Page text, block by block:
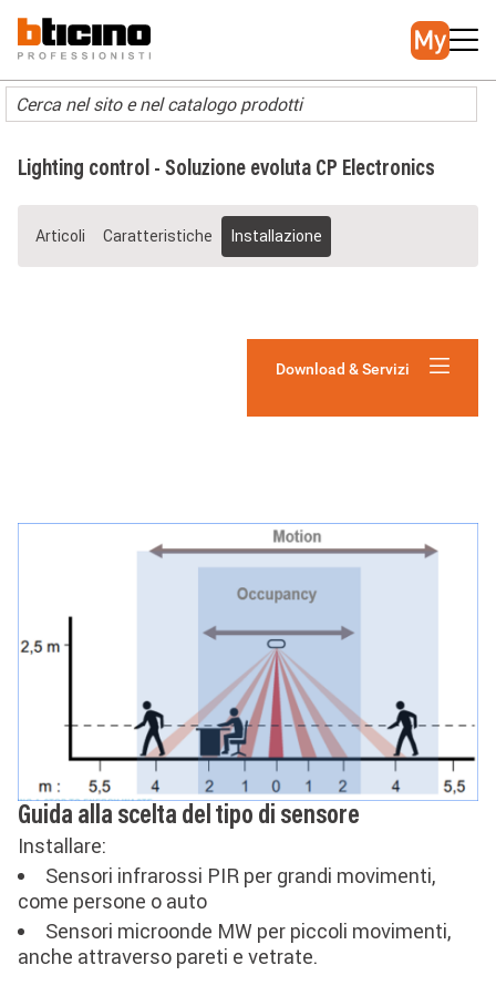
contenuto
principale
Main
navigation
Lighting control - Soluzione evoluta CP Electronics
Articoli Caratteristiche Installazione
Download & Servizi
Guida alla scelta del tipo di sensore
Installare:
Sensori infrarossi PIR per grandi movimenti,
come persone o auto
Sensori microonde MW per piccoli movimenti,
anche attraverso pareti e vetrate.